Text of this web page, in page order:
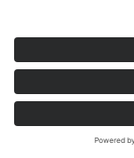
Alle Preise inkl.